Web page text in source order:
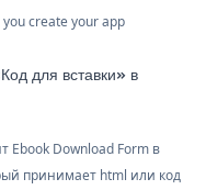
create your app
для вставки» в
Ebook Download Form в
принимает html или код